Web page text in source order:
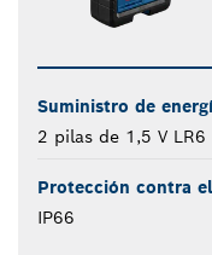
Suministro de
2 pilas de 1,5 V LR6
Protección contra
IP66